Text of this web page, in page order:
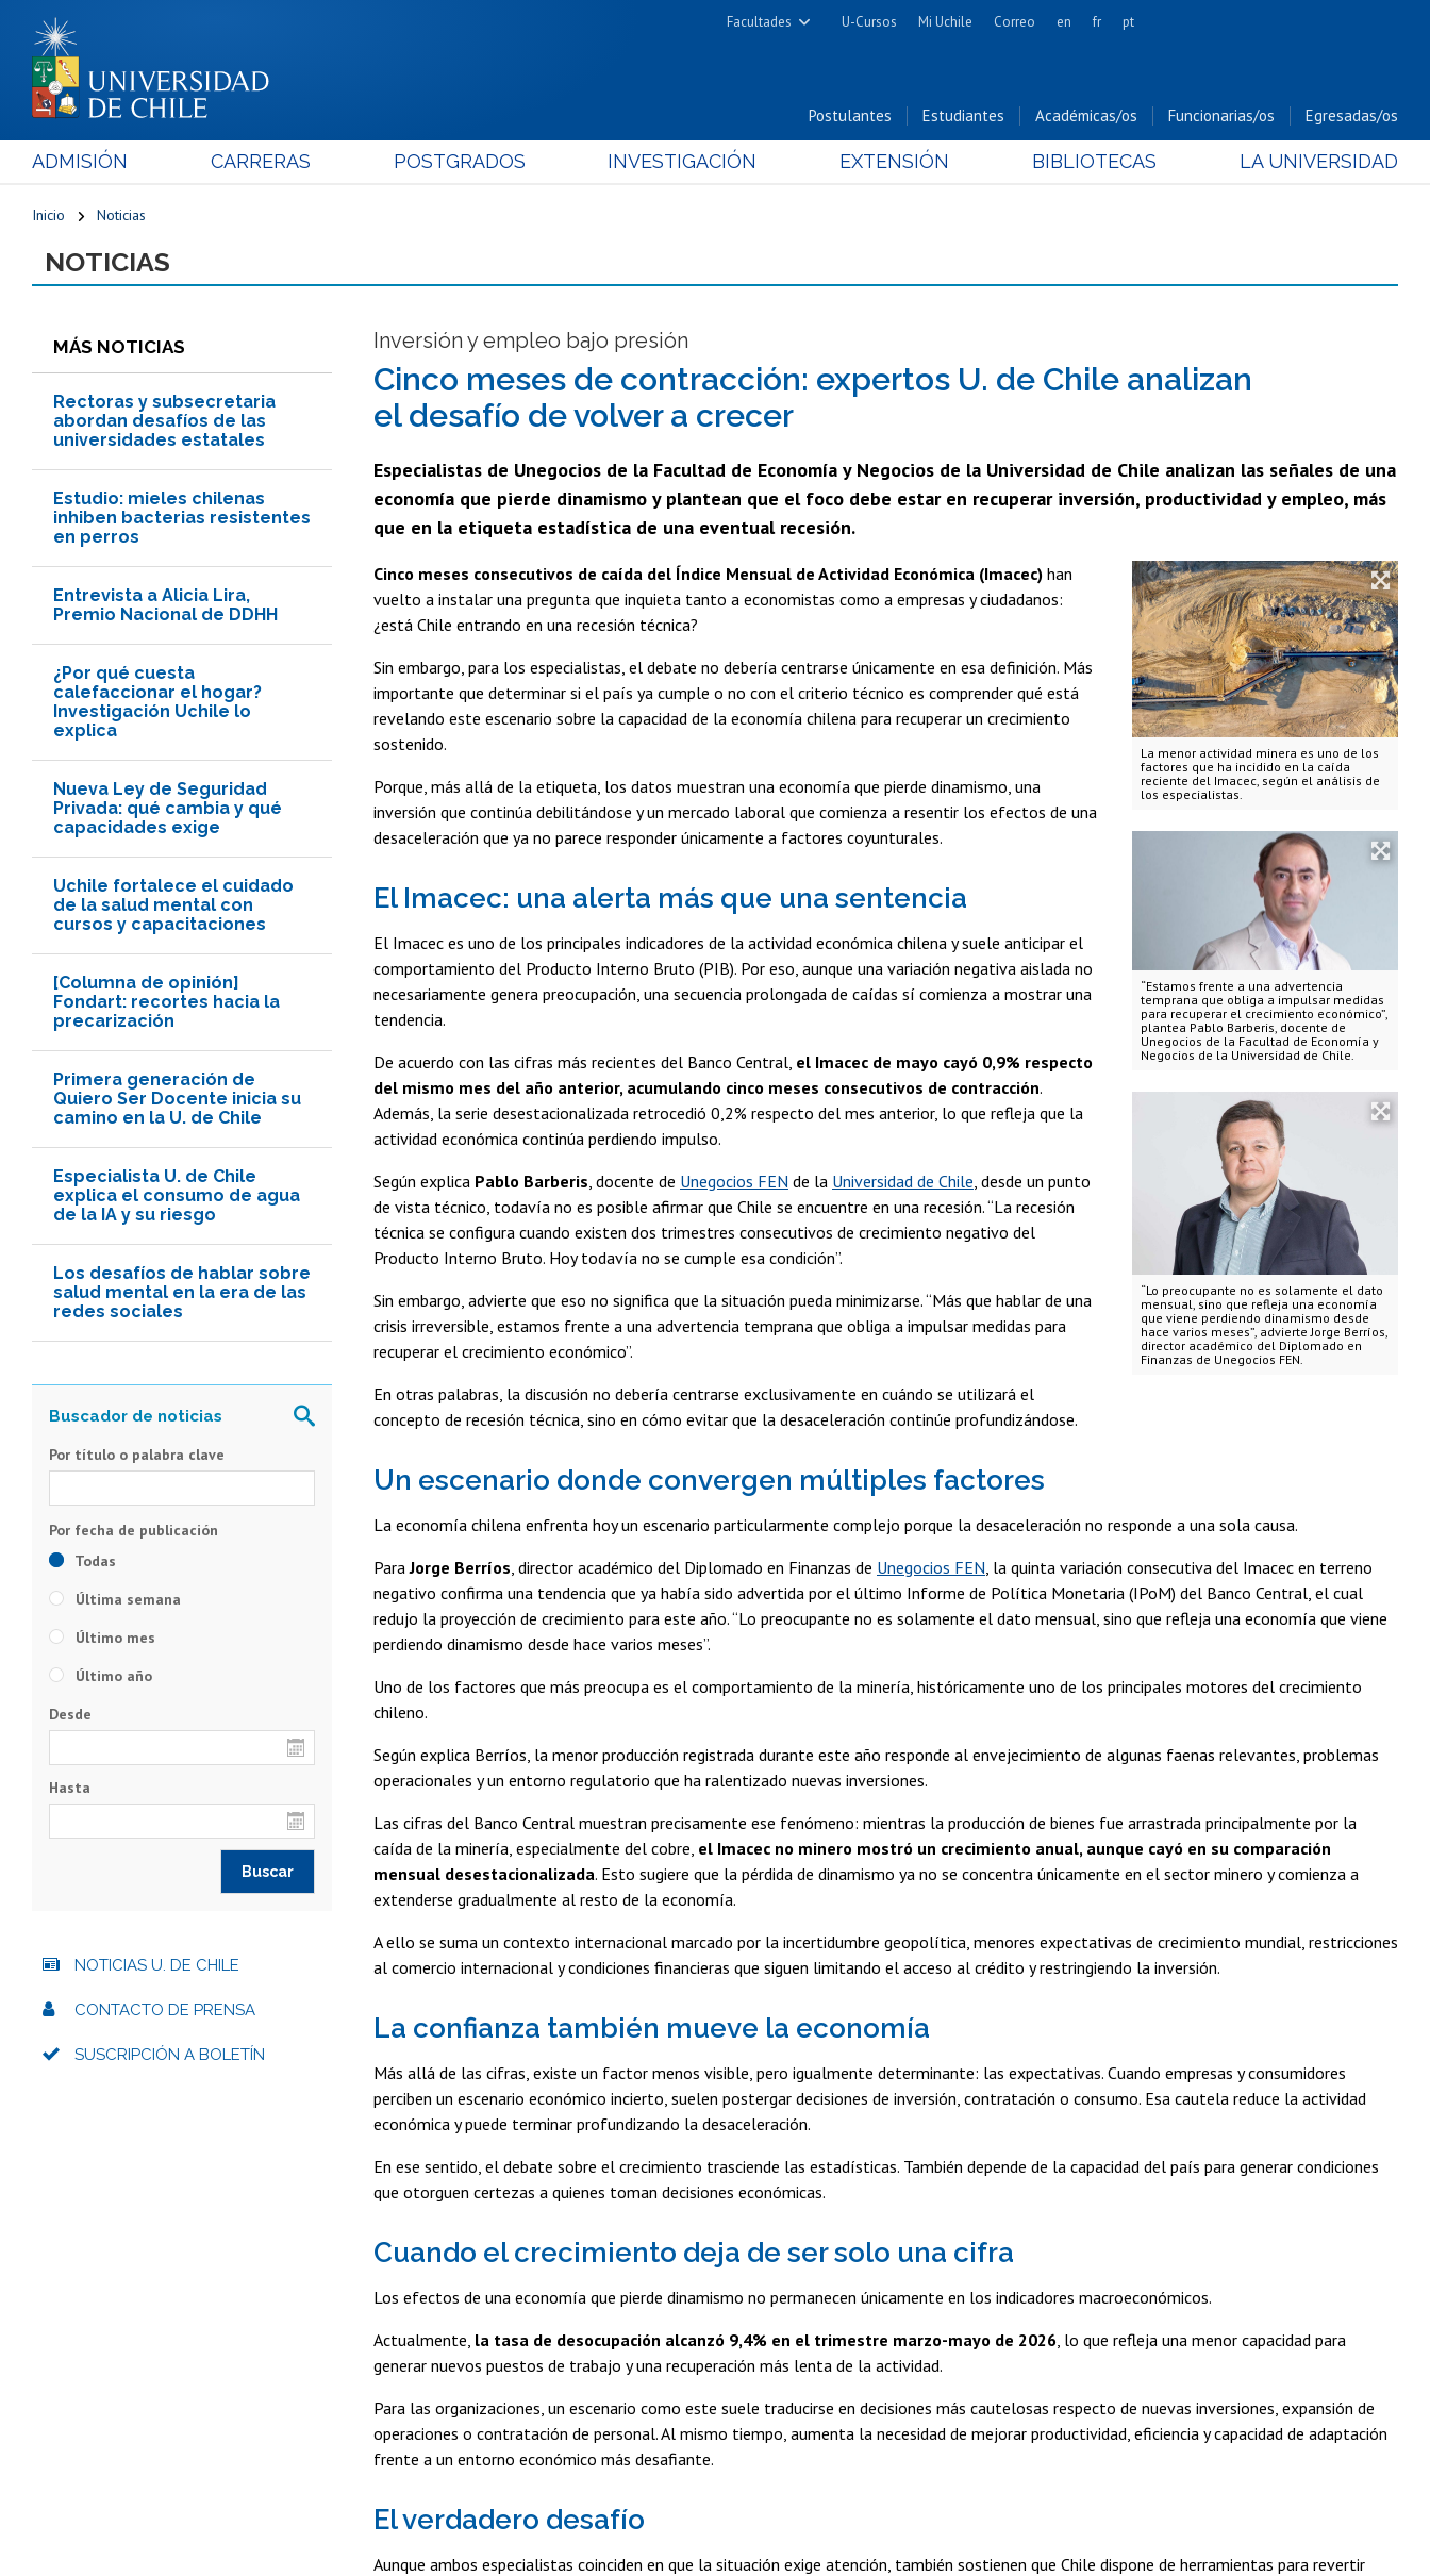
Facultades
Cs. Físicas y Matemáticas
Cs. Forestales y Conservación
Cs. Químicas y Farmacéuticas
Cs. Sociales
Nutrición y Tecnología de
Alimentos
Bachillerato
U-Cursos Mi Uchile Correo en fr pt
Postulantes Estudiantes Académicas/os Funcionarias/os Egresadas/os
ADMISIÓN CARRERAS POSTGRADOS INVESTIGACIÓN EXTENSIÓN BIBLIOTECAS LA UNIVERSIDAD
Inicio Noticias
NOTICIAS
MÁS NOTICIAS
Rectoras y subsecretaria
abordan desafíos de las
universidades estatales
Estudio: mieles chilenas
inhiben bacterias resistentes
en perros
Entrevista a Alicia Lira,
Premio Nacional de DDHH
¿Por qué cuesta
calefaccionar el hogar?
Investigación Uchile lo
explica
Nueva Ley de Seguridad
Privada: qué cambia y qué
capacidades exige
Uchile fortalece el cuidado
de la salud mental con
cursos y capacitaciones
[Columna de opinión]
Fondart: recortes hacia la
precarización
Primera generación de
Quiero Ser Docente inicia su
camino en la U. de Chile
Especialista U. de Chile
explica el consumo de agua
de la IA y su riesgo
Los desafíos de hablar sobre
salud mental en la era de las
redes sociales
Inversión y empleo bajo presión
Cinco meses de contracción: expertos U. de Chile analizan
el desafío de volver a crecer
Especialistas de Unegocios de la Facultad de Economía y Negocios de la Universidad de Chile analizan las señales de una
economía que pierde dinamismo y plantean que el foco debe estar en recuperar inversión, productividad y empleo, más
que en la etiqueta estadística de una eventual recesión.
La menor actividad minera es uno de los
factores que ha incidido en la caída
reciente del Imacec, según el análisis de
los especialistas.
“Estamos frente a una advertencia
temprana que obliga a impulsar medidas
para recuperar el crecimiento económico”,
plantea Pablo Barberis, docente de
Unegocios de la Facultad de Economía y
Negocios de la Universidad de Chile.
“Lo preocupante no es solamente el dato
mensual, sino que refleja una economía
que viene perdiendo dinamismo desde
hace varios meses”, advierte Jorge Berríos,
director académico del Diplomado en
Finanzas de Unegocios FEN.
Cinco meses consecutivos de caída del Índice Mensual de Actividad Económica (Imacec) han
vuelto a instalar una pregunta que inquieta tanto a economistas como a empresas y ciudadanos:
¿está Chile entrando en una recesión técnica?
Sin embargo, para los especialistas, el debate no debería centrarse únicamente en esa definición. Más
importante que determinar si el país ya cumple o no con el criterio técnico es comprender qué está
revelando este escenario sobre la capacidad de la economía chilena para recuperar un crecimiento
sostenido.
Porque, más allá de la etiqueta, los datos muestran una economía que pierde dinamismo, una
inversión que continúa debilitándose y un mercado laboral que comienza a resentir los efectos de una
desaceleración que ya no parece responder únicamente a factores coyunturales.
El Imacec: una alerta más que una sentencia
El Imacec es uno de los principales indicadores de la actividad económica chilena y suele anticipar el
comportamiento del Producto Interno Bruto (PIB). Por eso, aunque una variación negativa aislada no
necesariamente genera preocupación, una secuencia prolongada de caídas sí comienza a mostrar una
tendencia.
De acuerdo con las cifras más recientes del Banco Central, el Imacec de mayo cayó 0,9% respecto
del mismo mes del año anterior, acumulando cinco meses consecutivos de contracción.
Además, la serie desestacionalizada retrocedió 0,2% respecto del mes anterior, lo que refleja que la
actividad económica continúa perdiendo impulso.
Según explica Pablo Barberis , docente de Unegocios FEN de la Universidad de Chile , desde un punto
de vista técnico, todavía no es posible afirmar que Chile se encuentre en una recesión. “La recesión
técnica se configura cuando existen dos trimestres consecutivos de crecimiento negativo del
Producto Interno Bruto. Hoy todavía no se cumple esa condición”.
Sin embargo, advierte que eso no significa que la situación pueda minimizarse. “Más que hablar de una
crisis irreversible, estamos frente a una advertencia temprana que obliga a impulsar medidas para
recuperar el crecimiento económico”.
En otras palabras, la discusión no debería centrarse exclusivamente en cuándo se utilizará el
concepto de recesión técnica, sino en cómo evitar que la desaceleración continúe profundizándose.
Un escenario donde convergen múltiples factores
La economía chilena enfrenta hoy un escenario particularmente complejo porque la desaceleración no responde a una sola causa.
ParaJorge Berríos , director académico del Diplomado en Finanzas de Unegocios FEN , la quinta variación consecutiva del Imacec en terreno
negativo confirma una tendencia que ya había sido advertida por el último Informe de Política Monetaria (IPoM) del Banco Central, el cual
redujo la proyección de crecimiento para este año. “Lo preocupante no es solamente el dato mensual, sino que refleja una economía que viene
perdiendo dinamismo desde hace varios meses”.
Uno de los factores que más preocupa es el comportamiento de la minería, históricamente uno de los principales motores del crecimiento
chileno.
Según explica Berríos, la menor producción registrada durante este año responde al envejecimiento de algunas faenas relevantes, problemas
operacionales y un entorno regulatorio que ha ralentizado nuevas inversiones.
Las cifras del Banco Central muestran precisamente ese fenómeno: mientras la producción de bienes fue arrastrada principalmente por la
caída de la minería, especialmente del cobre, el Imacec no minero mostró un crecimiento anual, aunque cayó en su comparación
mensual desestacionalizada. Esto sugiere que la pérdida de dinamismo ya no se concentra únicamente en el sector minero y comienza a
extenderse gradualmente al resto de la economía.
A ello se suma un contexto internacional marcado por la incertidumbre geopolítica, menores expectativas de crecimiento mundial, restricciones
al comercio internacional y condiciones financieras que siguen limitando el acceso al crédito y restringiendo la inversión.
La confianza también mueve la economía
Más allá de las cifras, existe un factor menos visible, pero igualmente determinante: las expectativas. Cuando empresas y consumidores
perciben un escenario económico incierto, suelen postergar decisiones de inversión, contratación o consumo. Esa cautela reduce la actividad
económica y puede terminar profundizando la desaceleración.
En ese sentido, el debate sobre el crecimiento trasciende las estadísticas. También depende de la capacidad del país para generar condiciones
que otorguen certezas a quienes toman decisiones económicas.
Cuando el crecimiento deja de ser solo una cifra
Los efectos de una economía que pierde dinamismo no permanecen únicamente en los indicadores macroeconómicos.
Actualmente, la tasa de desocupación alcanzó 9,4% en el trimestre marzo-mayo de 2026 , lo que refleja una menor capacidad para
generar nuevos puestos de trabajo y una recuperación más lenta de la actividad.
Para las organizaciones, un escenario como este suele traducirse en decisiones más cautelosas respecto de nuevas inversiones, expansión de
operaciones o contratación de personal. Al mismo tiempo, aumenta la necesidad de mejorar productividad, eficiencia y capacidad de adaptación
frente a un entorno económico más desafiante.
El verdadero desafío
Aunque ambos especialistas coinciden en que la situación exige atención, también sostienen que Chile dispone de herramientas para revertir
Por título o palabra clave
Todas
Última semana
Último mes
Último año
Desde
Hasta
NOTICIAS U. DE CHILE
CONTACTO DE PRENSA
SUSCRIPCIÓN A BOLETÍN